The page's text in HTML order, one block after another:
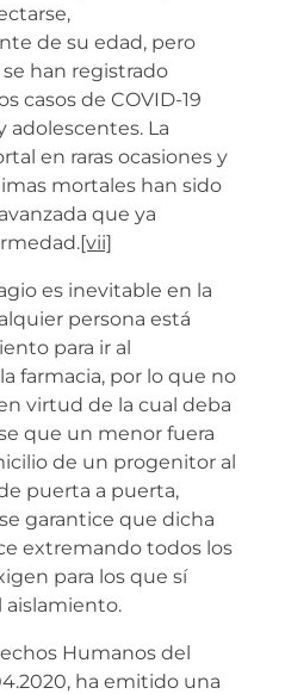
de su edad, pero
han registrado
casos de COVID-19
adolescentes. La
en raras ocasiones y
mortales han sido
que ya
[vii]
es inevitable en la
persona está
para ir al
farmacia, por lo que no
virtud de la cual deba
que un menor fuera
de un progenitor al
puerta a puerta,
garantice que dicha
extremando todos los
para los que sí
aislamiento.
Humanos del
ha emitido una